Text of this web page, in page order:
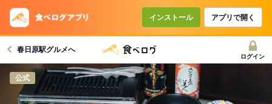
インストール アプリで開く
春日原駅グルメへ
ログイン
公式